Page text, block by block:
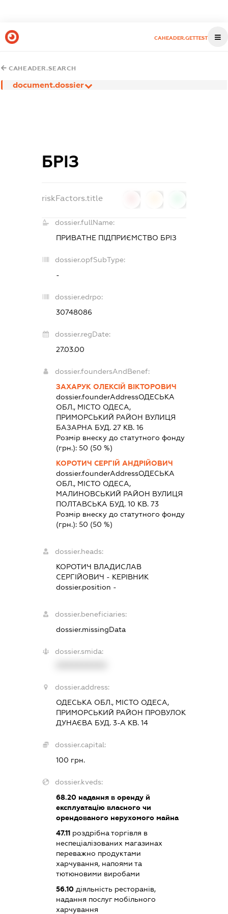
CAHEADER.GETTEST
CAHEADER.SEARCH
document.dossier
БРІЗ
riskFactors.title
dossier.fullName:
ПРИВАТНЕ ПІДПРИЄМСТВО БРІЗ
dossier.opfSubType:
-
dossier.edrpo:
30748086
dossier.regDate:
27.03.00
dossier.foundersAndBenef:
ЗАХАРУК ОЛЕКСІЙ ВІКТОРОВИЧ
dossier.founderAddressОДЕСЬКА
ОБЛ., МІСТО ОДЕСА,
ПРИМОРСЬКИЙ РАЙОН ВУЛИЦЯ
БАЗАРНА БУД. 27 КВ. 16
Розмір внеску до статутного фонду
(грн.): 50 (50 %)
КОРОТИЧ СЕРГІЙ АНДРІЙОВИЧ
dossier.founderAddressОДЕСЬКА
ОБЛ., МІСТО ОДЕСА,
МАЛИНОВСЬКИЙ РАЙОН ВУЛИЦЯ
ПОЛТАВСЬКА БУД. 10 КВ. 73
Розмір внеску до статутного фонду
(грн.): 50 (50 %)
dossier.heads:
КОРОТИЧ ВЛАДИСЛАВ
СЕРГІЙОВИЧ - КЕРІВНИК
dossier.position -
dossier.beneficiaries:
dossier.missingData
dossier.smida:
dossier.address:
ОДЕСЬКА ОБЛ., МІСТО ОДЕСА,
ПРИМОРСЬКИЙ РАЙОН ПРОВУЛОК
ДУНАЄВА БУД. 3-А КВ. 14
dossier.capital:
100 грн.
dossier.kveds:
68.20надання в оренду й
експлуатацію власного чи
орендованого нерухомого майна
47.11роздрібна торгівля в
неспеціалізованих магазинах
переважно продуктами
харчування, напоями та
тютюновими виробами
56.10діяльність ресторанів,
надання послуг мобільного
харчування